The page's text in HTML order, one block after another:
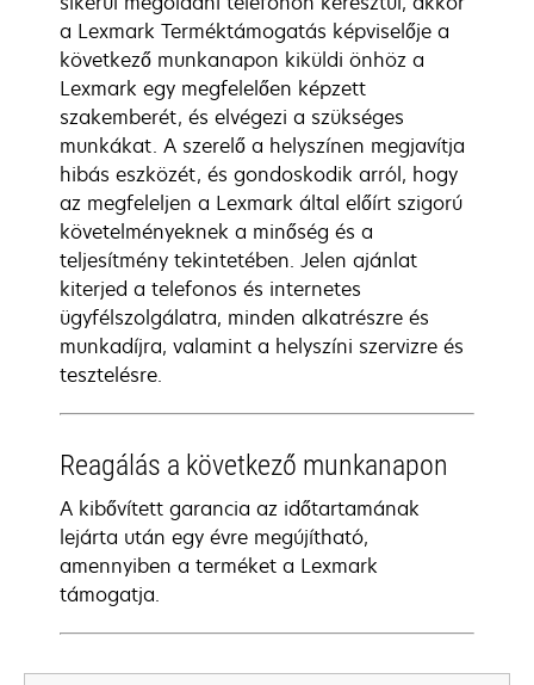
a Lexmark Terméktámogatás képviselője a
következő munkanapon kiküldi önhöz a
Lexmark egy megfelelően képzett
szakemberét, és elvégezi a szükséges
munkákat. A szerelő a helyszínen megjavítja
hibás eszközét, és gondoskodik arról, hogy
az megfeleljen a Lexmark által előírt szigorú
követelményeknek a minőség és a
teljesítmény tekintetében. Jelen ajánlat
kiterjed a telefonos és internetes
ügyfélszolgálatra, minden alkatrészre és
munkadíjra, valamint a helyszíni szervizre és
tesztelésre.
Reagálás a következő munkanapon
A kibővített garancia az időtartamának
lejárta után egy évre megújítható,
amennyiben a terméket a Lexmark
támogatja.